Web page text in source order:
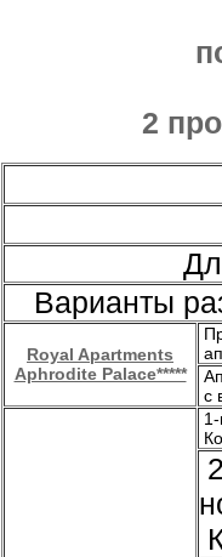
2
Варианты
Royal Apartments
Aphrodite Palace*****
с